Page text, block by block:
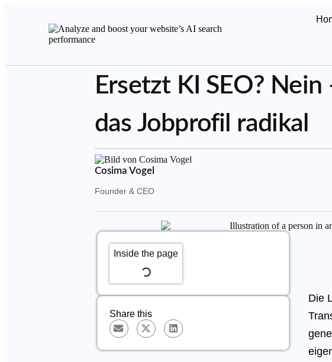
Ersetzt KI SEO?
das Jobprofil radikal
Cosima Vogel
Founder & CEO
Inside the page
Share this
Die